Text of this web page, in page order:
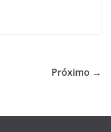
Próximo →